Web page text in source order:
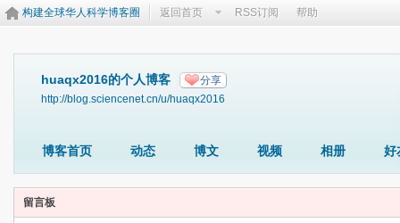
构建全球华人科学博客圈 返回首页 RSS订阅 帮助
huaqx2016的个人博客 分享
http://blog.sciencenet.cn/u/huaqx2016
博客首页 动态 博文 视频 相册 好
留言板